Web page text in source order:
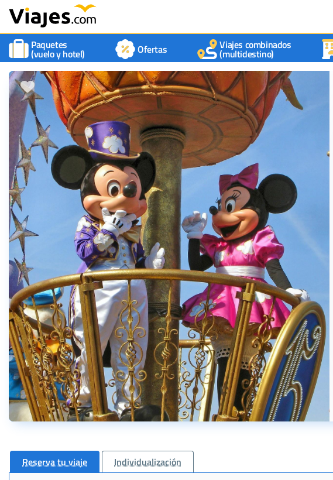
Paquetes
(vuelo y hotel) Ofertas Viajes combinados
(multidestino)
Reserva tu viaje Individualización